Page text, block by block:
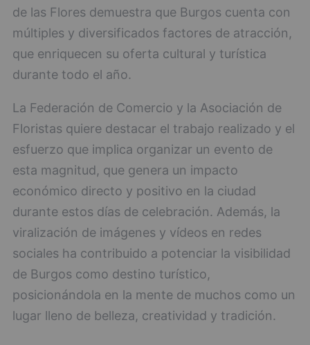
de las Flores demuestra que Burgos cuenta con
múltiples y diversificados factores de atracción,
que enriquecen su oferta cultural y turística
durante todo el año.
La Federación de Comercio y la Asociación de
Floristas quiere destacar el trabajo realizado y el
esfuerzo que implica organizar un evento de
esta magnitud, que genera un impacto
económico directo y positivo en la ciudad
durante estos días de celebración. Además, la
viralización de imágenes y vídeos en redes
sociales ha contribuido a potenciar la visibilidad
de Burgos como destino turístico,
posicionándola en la mente de muchos como un
lugar lleno de belleza, creatividad y tradición.